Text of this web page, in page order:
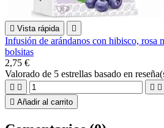
 Vista rápida 
Infusión de arándanos con hibisco, rosa
bolsitas
2,75 €
Valorado de 5 estrellas basado en
   
 Añadir al carrito